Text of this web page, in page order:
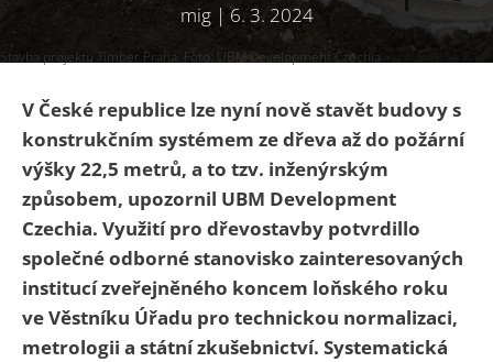
mig|6. 3. 2024
Stavba projektu Timber Praha. Foto: UBM Development Czechia
V České republice lze nyní nově stavět budovy s
konstrukčním systémem ze dřeva až do požární
výšky 22,5 metrů, a to tzv. inženýrským
způsobem, upozornil UBM Development
Czechia. Využití pro dřevostavby potvrdillo
společné odborné stanovisko zainteresovaných
institucí zveřejněného koncem loňského roku
ve Věstníku Úřadu pro technickou normalizaci,
metrologii a státní zkušebnictví. Systematická